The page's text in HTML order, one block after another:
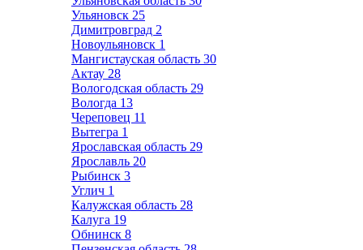
Ульяновск 25
Димитровград 2
Новоульяновск 1
Мангистауская область 30
Актау 28
Вологодская область 29
Вологда 13
Череповец 11
Вытегра 1
Ярославская область 29
Ярославль 20
Рыбинск 3
Углич 1
Калужская область 28
Калуга 19
Обнинск 8